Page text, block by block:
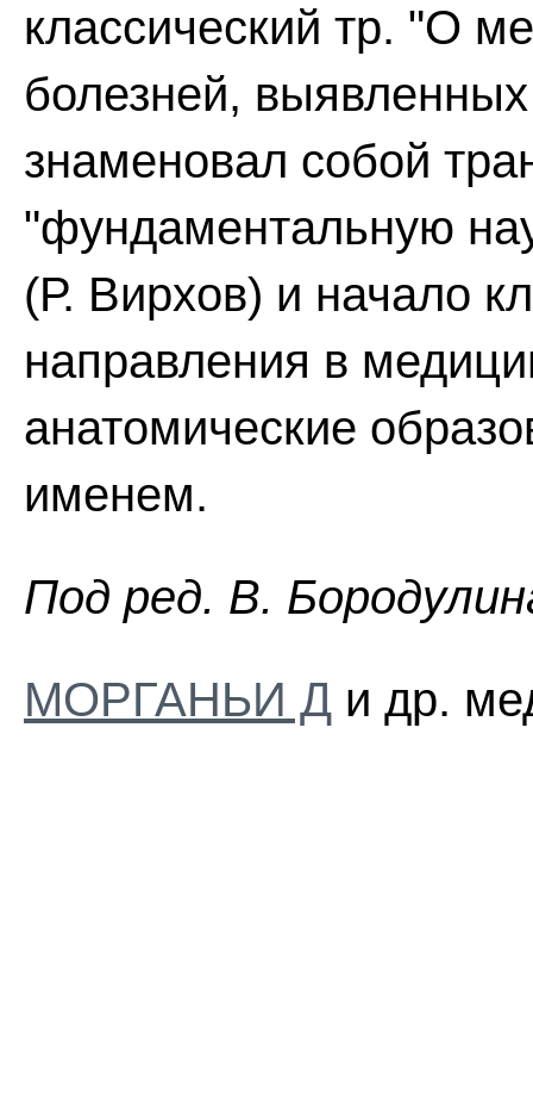
классический тр. "О
болезней,
знаменовал собой
"фундаментальную
(Р. Вирхов) и начало
направления в
анатомические
именем.
Пoд peд. B.
МОРГАНЬИ Д и др.